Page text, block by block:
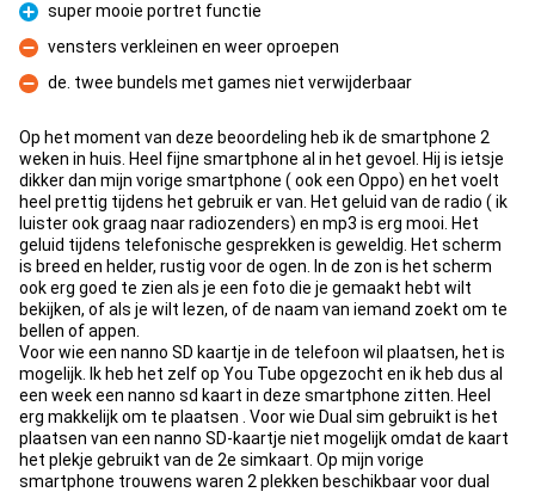
Pro
super mooie portret functie
Con
vensters verkleinen en weer oproepen
Con
de. twee bundels met games niet verwijderbaar
Op het moment van deze beoordeling heb ik de smartphone 2
weken in huis. Heel fijne smartphone al in het gevoel. Hij is ietsje
dikker dan mijn vorige smartphone ( ook een Oppo) en het voelt
heel prettig tijdens het gebruik er van. Het geluid van de radio ( ik
luister ook graag naar radiozenders) en mp3 is erg mooi. Het
geluid tijdens telefonische gesprekken is geweldig. Het scherm
is breed en helder, rustig voor de ogen. In de zon is het scherm
ook erg goed te zien als je een foto die je gemaakt hebt wilt
bekijken, of als je wilt lezen, of de naam van iemand zoekt om te
bellen of appen.
Voor wie een nanno SD kaartje in de telefoon wil plaatsen, het is
mogelijk. Ik heb het zelf op You Tube opgezocht en ik heb dus al
een week een nanno sd kaart in deze smartphone zitten. Heel
erg makkelijk om te plaatsen . Voor wie Dual sim gebruikt is het
plaatsen van een nanno SD-kaartje niet mogelijk omdat de kaart
het plekje gebruikt van de 2e simkaart. Op mijn vorige
smartphone trouwens waren 2 plekken beschikbaar voor dual